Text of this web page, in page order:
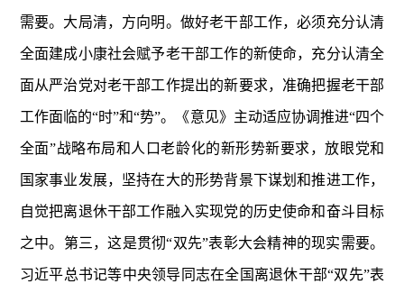
需要。大局清，方向明。做好老干部工作，必须充分认清
全面建成小康社会赋予老干部工作的新使命，充分认清全
面从严治党对老干部工作提出的新要求，准确把握老干部
工作面临的“时”和“势”。《意见》主动适应协调推进“四个
全面”战略布局和人口老龄化的新形势新要求，放眼党和
国家事业发展，坚持在大的形势背景下谋划和推进工作，
自觉把离退休干部工作融入实现党的历史使命和奋斗目标
之中。第三，这是贯彻“双先”表彰大会精神的现实需要。
习近平总书记等中央领导同志在全国离退休干部“双先”表